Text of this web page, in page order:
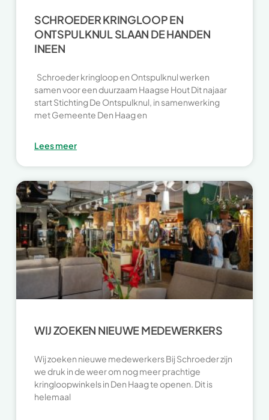
SCHROEDER KRINGLOOP EN
ONTSPULKNUL SLAAN DE HANDEN
INEEN
Schroeder kringloop en Ontspulknul werken
samen voor een duurzaam Haagse Hout Dit najaar
start Stichting De Ontspulknul, in samenwerking
met Gemeente Den Haag en
Lees meer
WIJ ZOEKEN NIEUWE MEDEWERKERS
Wij zoeken nieuwe medewerkers Bij Schroeder zijn
we druk in de weer om nog meer prachtige
kringloopwinkels in Den Haag te openen. Dit is
helemaal